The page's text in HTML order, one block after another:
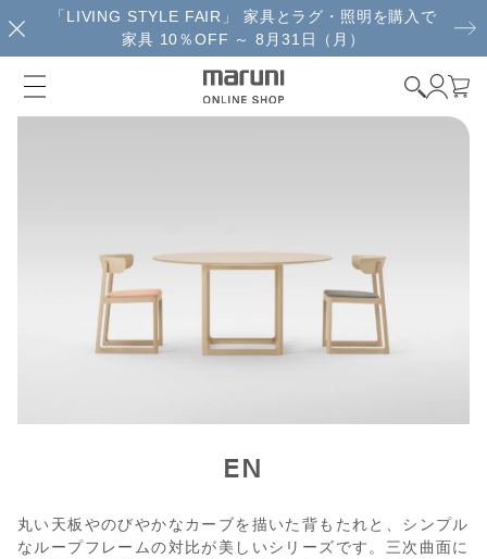
「LIVING STYLE FAIR」 家具とラグ・照明を購入で
家具 10％OFF ～ 8月31日（月）
EN
丸い天板やのびやかなカーブを描いた背もたれと、シンプル
なループフレームの対比が美しいシリーズです。三次曲面に